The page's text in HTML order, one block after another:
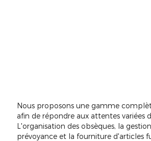
Nous proposons une gamme
afin de répondre aux attentes variées
L'organisation des obsèques, la
prévoyance et la fourniture d'articles